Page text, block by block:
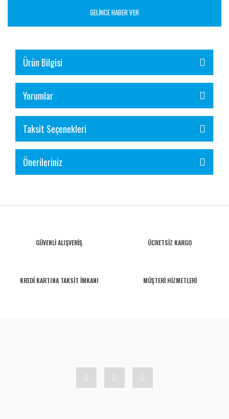
GELİNCE HABER VER
Ürün Bilgisi
Yorumlar
Taksit Seçenekleri
Önerileriniz
GÜVENLİ ALIŞVERİŞ ÜCRETSİZ KARGO
KREDİ KARTINA TAKSİT İMKANI MÜŞTERİ HİZMETLERİ